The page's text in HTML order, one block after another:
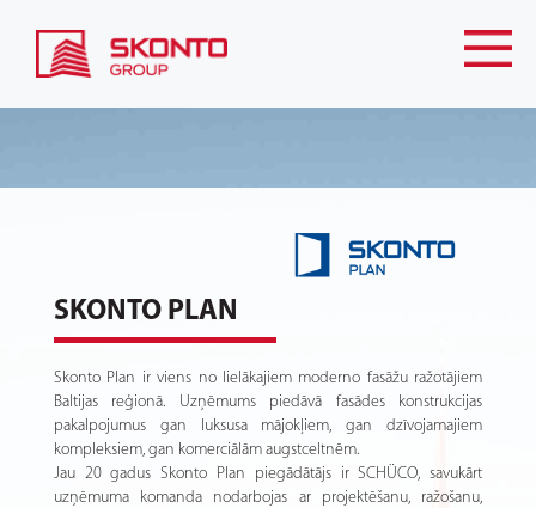
SKONTO PLAN
Skonto Plan ir viens no lielākajiem moderno fasāžu ražotājiem
Baltijas reģionā. Uzņēmums piedāvā fasādes konstrukcijas
pakalpojumus gan luksusa mājokļiem, gan dzīvojamajiem
kompleksiem, gan komerciālām augstceltnēm.
Jau 20 gadus Skonto Plan piegādātājs ir SCHÜCO, savukārt
uzņēmuma komanda nodarbojas ar projektēšanu, ražošanu,